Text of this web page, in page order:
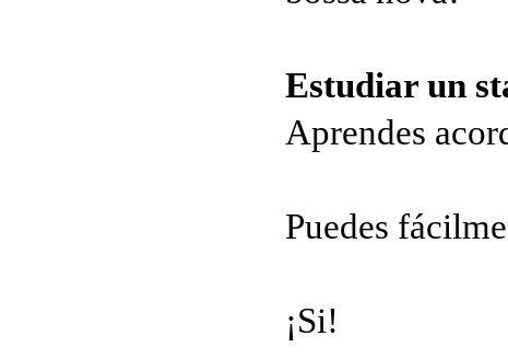
Estudiar un
Aprendes
Puedes
¡Si!